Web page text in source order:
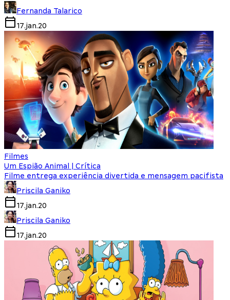
Fernanda Talarico
17.jan.20
Filmes
Um Espião Animal | Crítica
Filme entrega experiência divertida e mensagem pacifista
Priscila Ganiko
17.jan.20
Priscila Ganiko
17.jan.20